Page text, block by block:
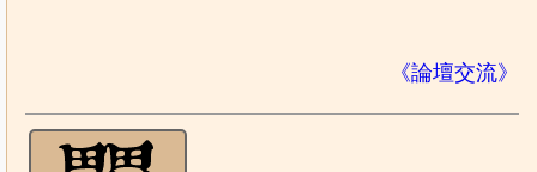
《論壇交流》